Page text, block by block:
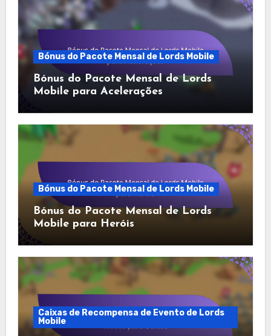
Bónus do Pacote Mensal de Lords Mobile
Bónus do Pacote Mensal de Lords
Mobile para Acelerações
Bónus do Pacote Mensal de Lords Mobile
Bónus do Pacote Mensal de Lords
Mobile para Heróis
Caixas de Recompensa de Evento de Lords
Mobile